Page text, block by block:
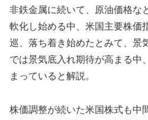
非鉄金属に続いて、原油価格な
軟化し始める中、米国主要株価
巡、落ち着き始めたとみて、景
では景気底入れ期待が高まる中
まっていると解説。
株価調整が続いた米国株式も中